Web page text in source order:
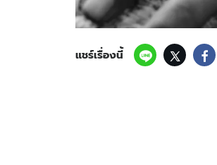
แชร์เรื่องนี้